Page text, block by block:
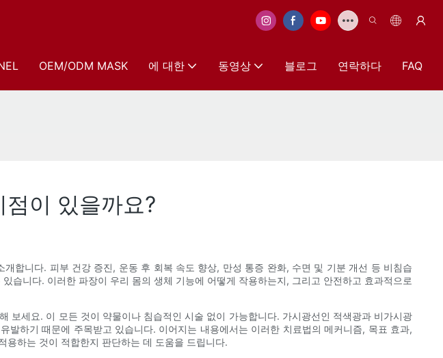
OEM/ODM MASK 에 대한 동영상 블로그 연락하다 FAQ
이 있을까요?
합니다. 피부 건강 증진, 운동 후 회복 속도 향상, 만성 통증 완화, 수면 및 기분 개선 등 비침습
습니다. 이러한 파장이 우리 몸의 생체 기능에 어떻게 작용하는지, 그리고 안전하고 효과적으로
보세요. 이 모든 것이 약물이나 침습적인 시술 없이 가능합니다. 가시광선인 적색광과 비가시광
하기 때문에 주목받고 있습니다. 이어지는 내용에서는 이러한 치료법의 메커니즘, 목표 효과,
용하는 것이 적합한지 판단하는 데 도움을 드립니다.